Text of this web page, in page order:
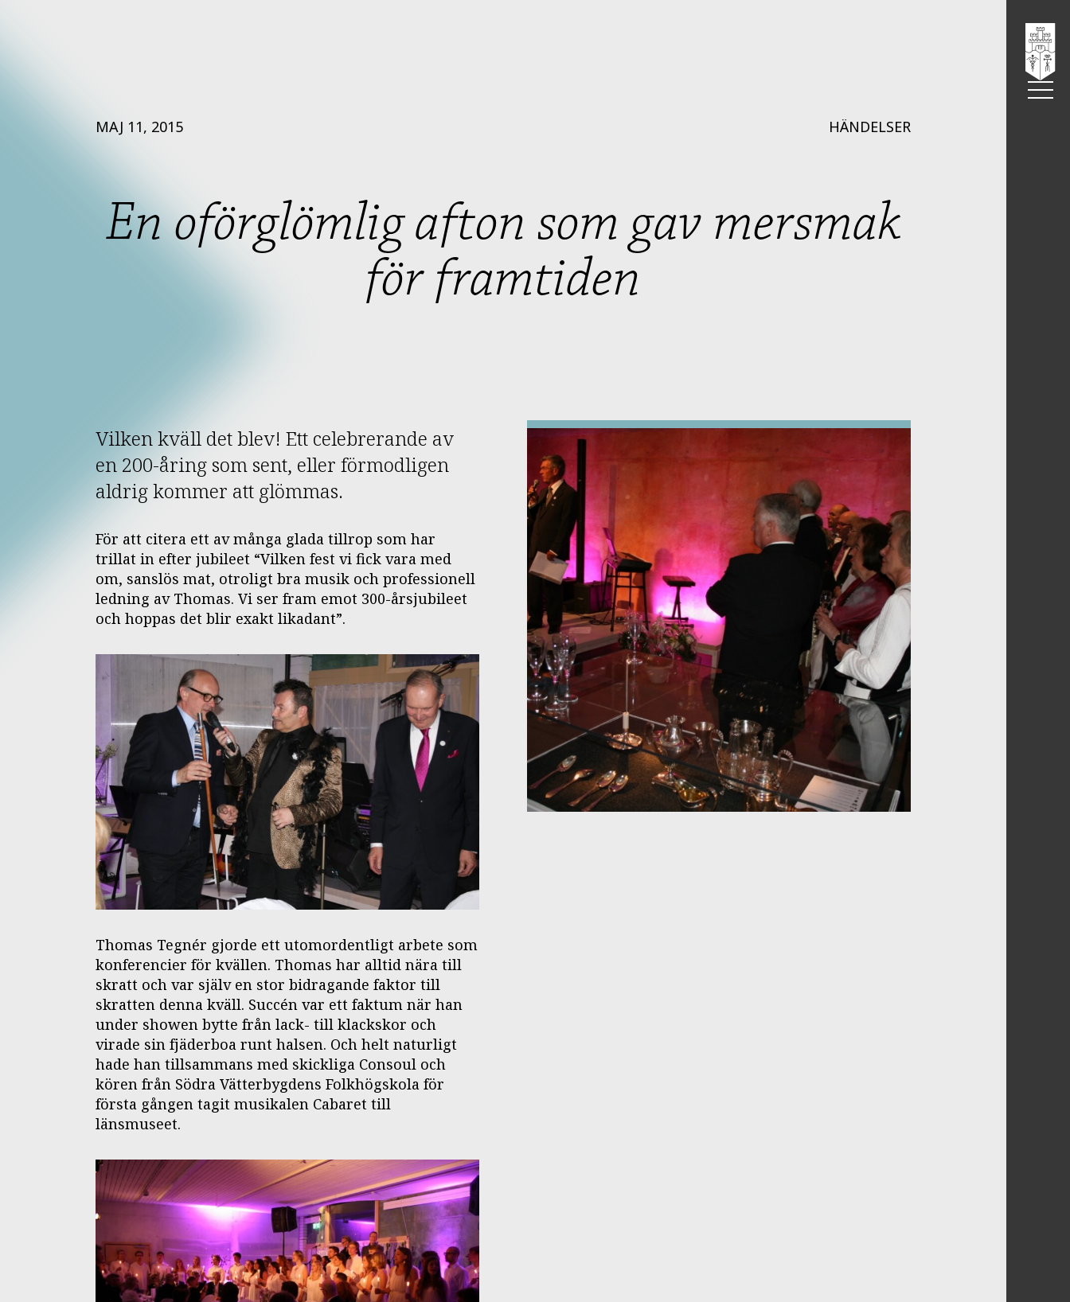
MAJ 11, 2015 HÄNDELSER
En oförglömlig afton som gav mersmak
för framtiden
Vilken kväll det blev! Ett celebrerande av
en 200-åring som sent, eller förmodligen
aldrig kommer att glömmas.
För att citera ett av många glada tillrop som har
trillat in efter jubileet “Vilken fest vi fick vara med
om, sanslös mat, otroligt bra musik och professionell
ledning av Thomas. Vi ser fram emot 300-årsjubileet
och hoppas det blir exakt likadant”.
Thomas Tegnér gjorde ett utomordentligt arbete som
konferencier för kvällen. Thomas har alltid nära till
skratt och var själv en stor bidragande faktor till
skratten denna kväll. Succén var ett faktum när han
under showen bytte från lack- till klackskor och
virade sin fjäderboa runt halsen. Och helt naturligt
hade han tillsammans med skickliga Consoul och
kören från Södra Vätterbygdens Folkhögskola för
första gången tagit musikalen Cabaret till
länsmuseet.